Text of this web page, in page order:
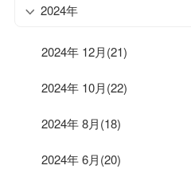
2024年
2024年 12月(21)
2024年 10月(22)
2024年 8月(18)
2024年 6月(20)